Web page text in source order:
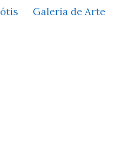
Galeria de Arte